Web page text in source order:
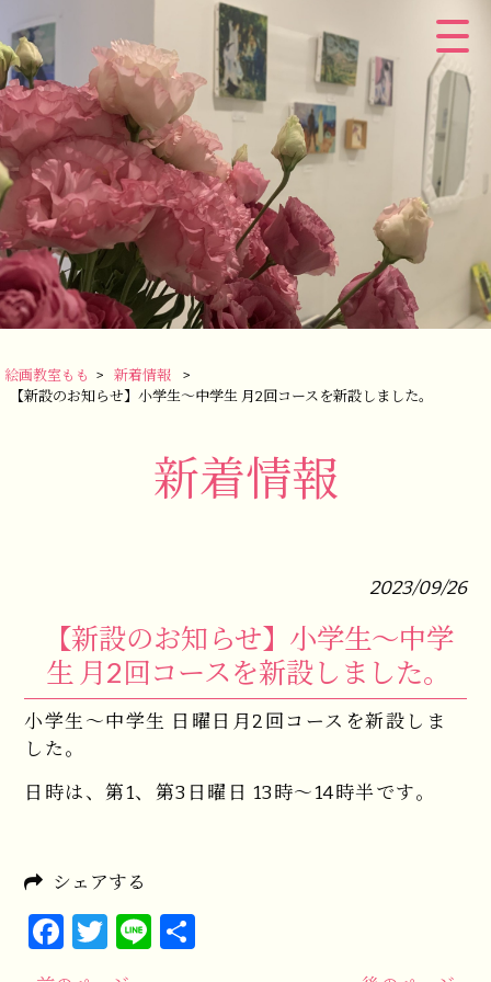
絵画教室もも > 新着情報
>
【新設のお知らせ】小学生～中学生 月2回コースを新設しました。
新着情報
2023/09/26
【新設のお知らせ】小学生～中学
生 月2回コースを新設しました。
小学生～中学生 日曜日月2回コースを新設しま
した。
日時は、第1、第3日曜日 13時～14時半です。
シェアする
Facebook
Twitter
Line